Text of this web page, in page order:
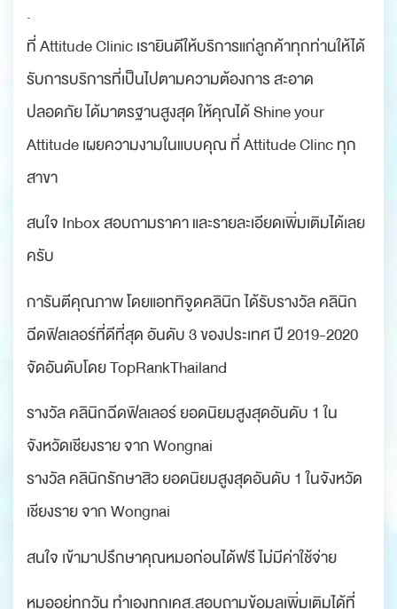
.
ที่ Attitude Clinic เรายินดีให้บริการแก่ลูกค้าทุกท่านให้ได้
รับการบริการที่เป็นไปตามความต้องการ สะอาด
ปลอดภัย ได้มาตรฐานสูงสุด ให้คุณได้ Shine your
Attitude เผยความงามในแบบคุณ ที่ Attitude Clinc ทุก
สาขา
สนใจ Inbox สอบถามราคา และรายละเอียดเพิ่มเติมได้เลย
ครับ
การันตีคุณภาพ โดยแอททิจูดคลินิก ได้รับรางวัล คลินิก
ฉีดฟิลเลอร์ที่ดีที่สุด อันดับ 3 ของประเทศ ปี 2019-2020
จัดอันดับโดย TopRankThailand
รางวัล คลินิกฉีดฟิลเลอร์ ยอดนิยมสูงสุดอันดับ 1 ใน
จังหวัดเชียงราย จาก Wongnai
รางวัล คลินิกรักษาสิว ยอดนิยมสูงสุดอันดับ 1 ในจังหวัด
เชียงราย จาก Wongnai
สนใจ เข้ามาปรึกษาคุณหมอก่อนได้ฟรี ไม่มีค่าใช้จ่าย
หมออยู่ทุกวัน ทำเองทุกเคส.สอบถามข้อมูลเพิ่มเติมได้ที่